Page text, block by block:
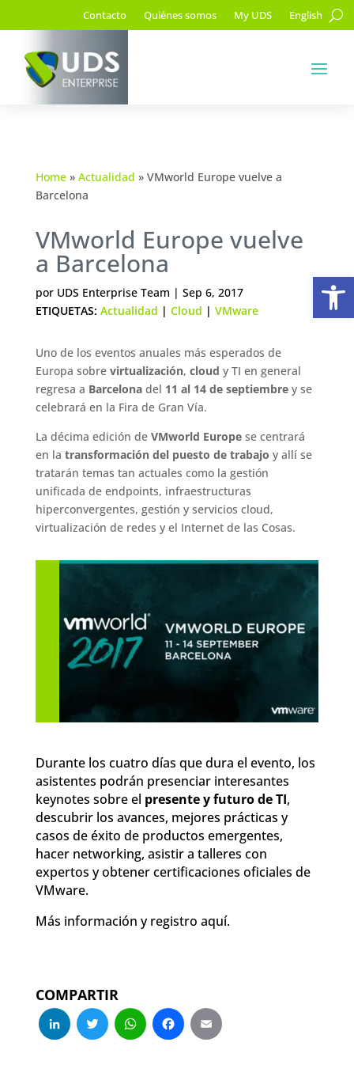
Contacto Quiénes somos My UDS English
Home» Actualidad » VMworld Europe vuelve a
Barcelona
VMworld Europe vuelve
a Barcelona
por UDS Enterprise Team | Sep 6, 2017
ETIQUETAS: Actualidad | Cloud | VMware
Uno de los eventos anuales más esperados de
Europa sobre virtualización, cloud y TI en general
regresa a Barcelonadel 11 al 14 de septiembrey se
celebrará en la Fira de Gran Vía.
La décima edición de VMworld Europese centrará
en la transformación del puesto de trabajo y allí se
tratarán temas tan actuales como la gestión
unificada de endpoints, infraestructuras
hiperconvergentes, gestión y servicios cloud,
virtualización de redes y el Internet de las Cosas.
Durante los cuatro días que dura el evento, los
asistentes podrán presenciar interesantes
keynotes sobre el presente y futuro de TI,
descubrir los avances, mejores prácticas y
casos de éxito de productos emergentes,
hacer networking, asistir a talleres con
expertos y obtener certificaciones oficiales de
VMware.
Más información y registro aquí.
COMPARTIR
LinkedIn
Twitter
WhatsApp
Facebook